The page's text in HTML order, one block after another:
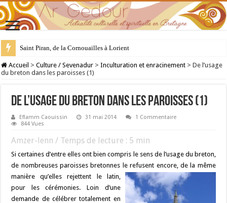
Saint Piran, de la Cornouailles à Lorient
28 juillet : Saint Samson de Dol, père de la Bretagne chrétienne
Accueil > Culture / Sevenadur > Inculturation et enracinement > De l’usage
du breton dans les paroisses (1)
De l’usage du breton dans les paroisses (1)
Eflamm Caouissin 31 mai 2014
1 Commentaire
844 Vues
Amzer-lenn / Temps de lecture : 5 min
Si certaines d’entre elles ont bien compris le sens de l’usage du breton,
de nombreuses paroisses bretonnes le refusent encore, de la même
manière qu’elles rejettent le latin,
pour les cérémonies. Loin d’une
demande de célébrer totalement en